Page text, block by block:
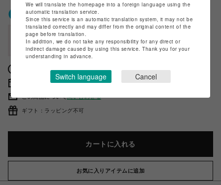
ポケパル払いで 0〜0 ポイント
（1P=1円）※キャンペーン分除く
会員登録後、ポケパル払い初回登録&利用で
最大1,500円分ポイント進呈
獲得ポイントの確認方法はこちら
販売期間 2023年03月16日 11時00分 〜
この商品について問い合わせる
ギフト：ラッピング不可
カートに入れる
お気に入りアイテムに追加
We will translate the homepage into a foreign language using the
automatic translation service.
Since this service is an automatic translation system, it may not be
translated correctly and may differ from the original content of the
page before translation.
In addition, we do not take any responsibility for any direct or
indirect damage caused by using this service. Thank you for your
understanding in advance.
Switch language Cancel